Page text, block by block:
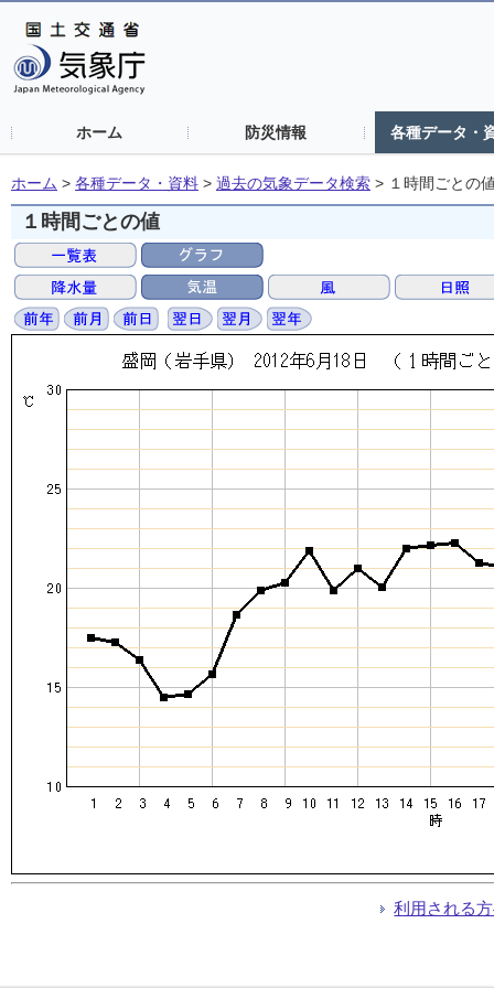
ホーム 防災情報 各種データ・
ホーム > 各種データ・資料 > 過去の気象データ検索 > １時間ごとの
１時間ごとの値
利用される